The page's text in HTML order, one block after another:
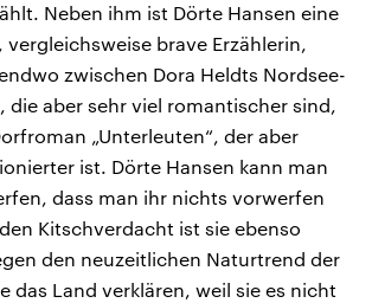
Neben ihm ist Dörte Hansen eine
brave Erzählerin,
zwischen Dora Heldts Nordsee-
die aber sehr viel romantischer sind,
„Unterleuten“, der aber
ist. Dörte Hansen kann man
dass man ihr nichts vorwerfen
Kitschverdacht ist sie ebenso
den neuzeitlichen Naturtrend der
das Land verklären, weil sie es nicht